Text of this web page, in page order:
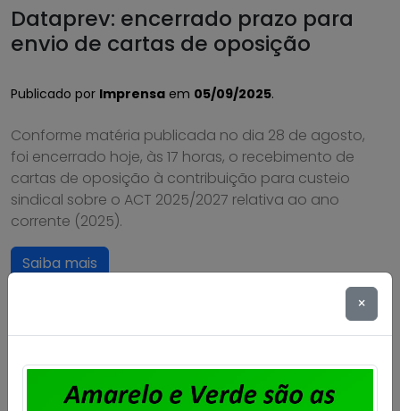
Dataprev: encerrado prazo para
envio de cartas de oposição
Publicado por Imprensa em 05/09/2025.
Conforme matéria publicada no dia 28 de agosto,
foi encerrado hoje, às 17 horas, o recebimento de
cartas de oposição à contribuição para custeio
sindical sobre o ACT 2025/2027 relativa ao ano
corrente (2025).
Saiba mais
×